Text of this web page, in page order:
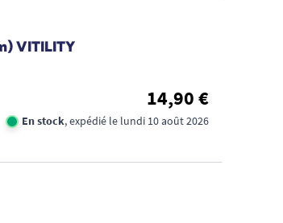
VITILITY
14,90 €
En stock, expédié le lundi 10 août 2026